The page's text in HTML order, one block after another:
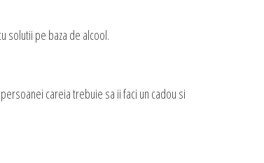
solutii pe baza de alcool.
careia trebuie sa ii faci un cadou si